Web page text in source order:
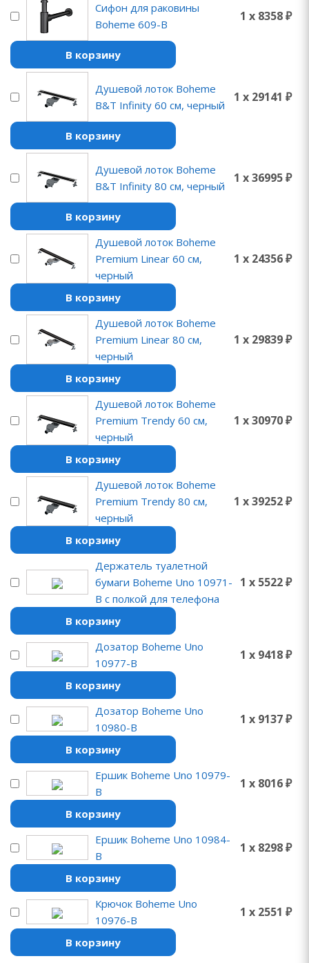
Сифон для раковины
Boheme 609-B
1 x 8358 ₽
В корзину
Душевой лоток Boheme
B&T Infinity 60 см, черный
1 x 29141 ₽
В корзину
Душевой лоток Boheme
B&T Infinity 80 см, черный
1 x 36995 ₽
В корзину
Душевой лоток Boheme
Premium Linear 60 см,
черный
1 x 24356 ₽
В корзину
Душевой лоток Boheme
Premium Linear 80 см,
черный
1 x 29839 ₽
В корзину
Душевой лоток Boheme
Premium Trendy 60 см,
черный
1 x 30970 ₽
В корзину
Душевой лоток Boheme
Premium Trendy 80 см,
черный
1 x 39252 ₽
В корзину
Держатель туалетной
бумаги Boheme Uno 10971-
B с полкой для телефона
1 x 5522 ₽
В корзину
Дозатор Boheme Uno
10977-B
1 x 9418 ₽
В корзину
Дозатор Boheme Uno
10980-B
1 x 9137 ₽
В корзину
Ершик Boheme Uno 10979-
B
1 x 8016 ₽
В корзину
Ершик Boheme Uno 10984-
B
1 x 8298 ₽
В корзину
Крючок Boheme Uno
10976-B
1 x 2551 ₽
В корзину